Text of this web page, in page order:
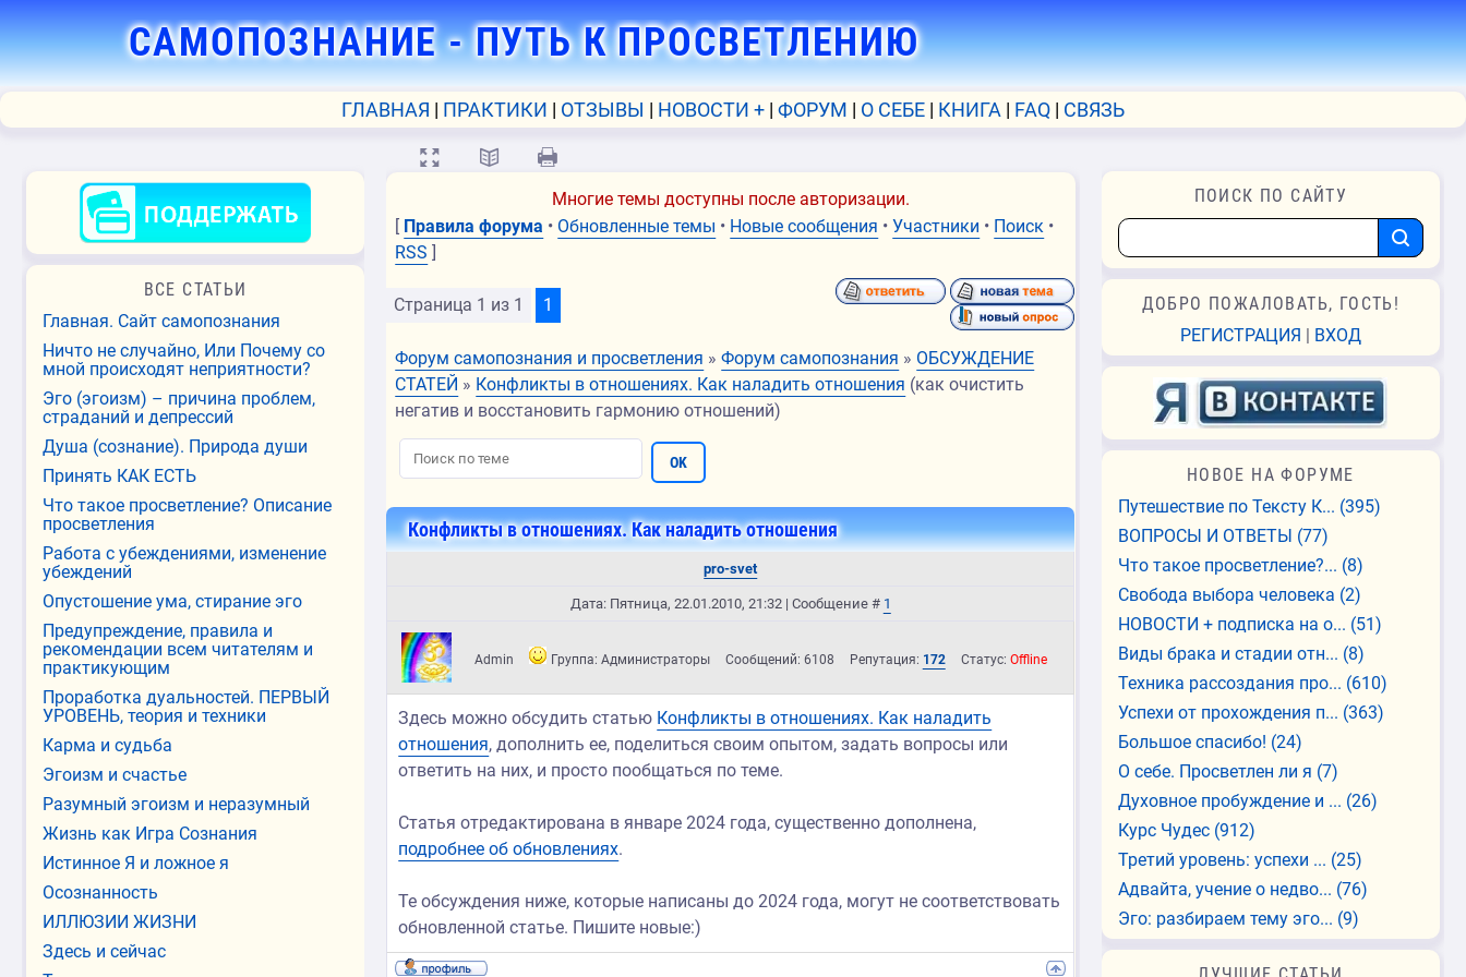
САМОПОЗНАНИЕ- ПУТЬ К ПРОСВЕТЛЕНИЮ
ГЛАВНАЯ ПРАКТИКИ ОТЗЫВЫ НОВОСТИ + ФОРУМ О СЕБЕ КНИГА FAQ СВЯЗЬ
💻 📖
🖨
Многие темы доступны после авторизации.
[ Правила форума • Обновленные темы • Новые сообщения •Участники • Поиск •
RSS ]
Страница 1 из 1 1
Форум самопознания и просветления » Форум самопознания » ОБСУЖДЕНИЕ
СТАТЕЙ » Конфликты в отношениях. Как наладить отношения (как очистить
негатив и восстановить гармонию отношений)
Конфликты в отношениях. Как наладить отношения
pro-svet
Дата: Пятница, 22.01.2010, 21:32 | Сообщение # 1
Admin Группа: Администраторы Сообщений: 6108 Репутация: 172 Статус: Offline
Здесь можно обсудить статью Конфликты в отношениях. Как наладить
отношения, дополнить ее, поделиться своим опытом, задать вопросы или
ответить на них, и просто пообщаться по теме.
Статья отредактирована в январе 2024 года, существенно дополнена,
подробнее об обновлениях.
Те обсуждения ниже, которые написаны до 2024 года, могут не соответствовать
обновленной статье. Пишите новые:)
ВСЕ СТАТЬИ
Главная. Сайт самопознания
Ничто не случайно, Или Почему со
мной происходят неприятности?
Эго (эгоизм) – причина проблем,
страданий и депрессий
Душа (сознание). Природа души
Принять КАК ЕСТЬ
Что такое просветление? Описание
просветления
Работа с убеждениями, изменение
убеждений
Опустошение ума, стирание эго
Предупреждение, правила и
рекомендации всем читателям и
практикующим
Проработка дуальностей. ПЕРВЫЙ
УРОВЕНЬ, теория и техники
Карма и судьба
Эгоизм и счастье
Разумный эгоизм и неразумный
Жизнь как Игра Сознания
Истинное Я и ложное я
Осознанность
ИЛЛЮЗИИ ЖИЗНИ
Здесь и сейчас
ПОИСК ПО САЙТУ
ДОБРО ПОЖАЛОВАТЬ, ГОСТЬ!
РЕГИСТРАЦИЯ | ВХОД
НОВОЕ НА ФОРУМЕ
Путешествие по Тексту К... (395)
ВОПРОСЫ И ОТВЕТЫ (77)
Что такое просветление?... (8)
Свобода выбора человека (2)
НОВОСТИ + подписка на о... (51)
Виды брака и стадии отн... (8)
Техника рассоздания про... (610)
Успехи от прохождения п... (363)
Большое спасибо! (24)
О себе. Просветлен ли я (7)
Духовное пробуждение и ... (26)
Курс Чудес (912)
Третий уровень: успехи ... (25)
Адвайта, учение о недво... (76)
Эго: разбираем тему эго... (9)